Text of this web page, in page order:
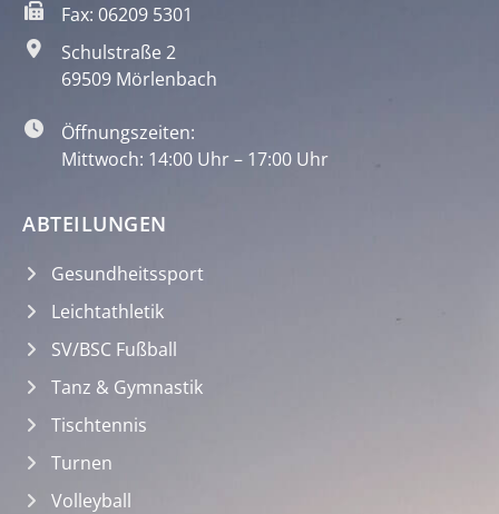
Fax: 06209 5301
Schulstraße 2
69509 Mörlenbach
Öffnungszeiten:
Mittwoch: 14:00 Uhr – 17:00 Uhr
ABTEILUNGEN
Gesundheitssport
Leichtathletik
SV/BSC Fußball
Tanz & Gymnastik
Tischtennis
Turnen
Volleyball